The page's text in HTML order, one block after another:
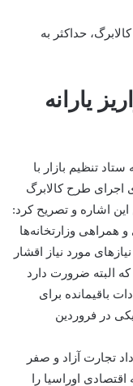
حداکثر به
یارانه
تنظیم بازار با
اجرای طرح کالابرگ
اشاره و تصریح کرد:
همراهی وزارتخانه‌ها
مورد نیاز اقشار
البته ضرورت دارد
باقیمانده برای
در فروردین
تجارت آزاد و صفر
اقتصادی اوراسیا را